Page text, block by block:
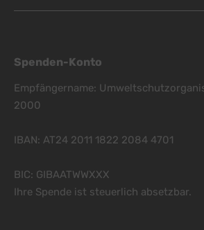
Spenden-Konto
Empfängername:
2000
IBAN: AT24 2011 1822 2084 4701
BIC: GIBAATWWXXX
Ihre Spende ist steuerlich absetzbar.